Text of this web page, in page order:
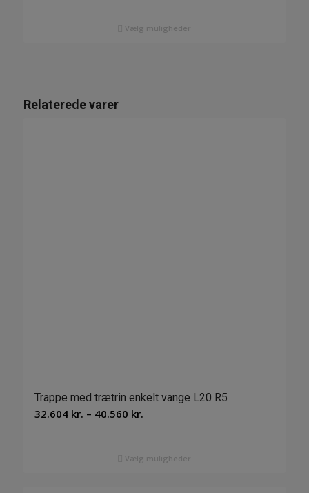
32.354 kr.
Vælg muligheder
Relaterede varer
Trappe med trætrin enkelt vange L20 R5
32.604 kr. – 40.560 kr.
40.560 kr.
Vælg muligheder